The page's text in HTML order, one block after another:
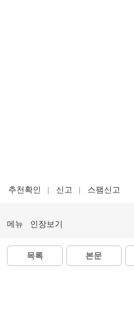
추천확인 신고 스팸신고
메뉴 인장보기
목록 본문